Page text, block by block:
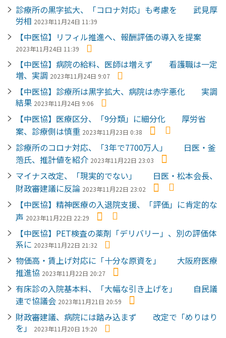
診療所の黒字拡大、「コロナ対応」も考慮を 武見厚
労相 2023年11月24日 11:39
【中医協】リフィル推進へ、報酬評価の導入を提案
2023年11月24日 11:39
【中医協】病院の給料、医師は増えず 看護職は一定
増、実調 2023年11月24日 9:07
【中医協】診療所は黒字拡大、病院は赤字悪化 実調
結果 2023年11月24日 9:06
【中医協】医療区分、「9分類」に細分化 厚労省
案、診療側は慎重 2023年11月23日 0:38
診療所のコロナ対応、「3年で7700万人」 日医・釜
萢氏、推計値を紹介 2023年11月22日 23:03
マイナス改定、「現実的でない」 日医・松本会長、
財政審建議に反論 2023年11月22日 23:02
【中医協】精神医療の入退院支援、「評価」に肯定的な
声 2023年11月22日 22:29
【中医協】PET検査の薬剤「デリバリー」、別の評価体
系に 2023年11月22日 21:32
物価高・賃上げ対応に「十分な原資を」 大阪府医療
推進協 2023年11月22日 20:27
有床診の入院基本料、「大幅な引き上げを」 自民議
連で協議会 2023年11月21日 20:59
財政審建議、病院には踏み込まず 改定で「めりはり
を」
2023年11月20日 19:20